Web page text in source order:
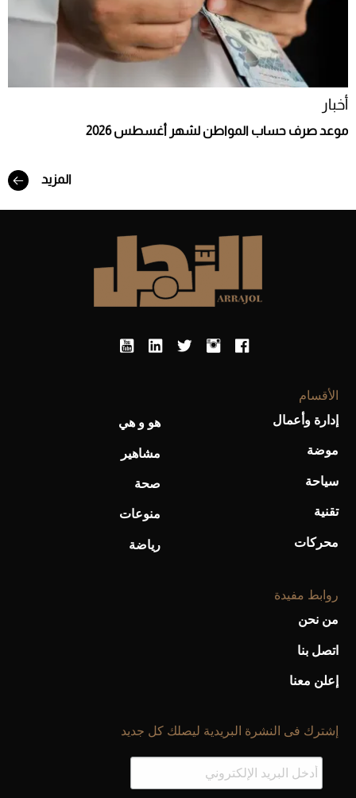
أخبار
موعد صرف حساب المواطن لشهر أغسطس 2026
المزيد
الأقسام
إدارة وأعمال
موضة
سياحة
تقنية
محركات
هو و هي
مشاهير
صحة
منوعات
رياضة
روابط مفيدة
من نحن
اتصل بنا
إعلن معنا
إشترك فى النشرة البريدية ليصلك كل جديد